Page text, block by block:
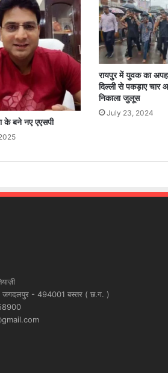
के बने नए एएसपी
रायपुर में युवक का
दिल्ली से पकड़ाए चार
निकाला जुलूस
July 23, 2024
जगदलपुर - 494001 बस्तर ( छ.ग. )